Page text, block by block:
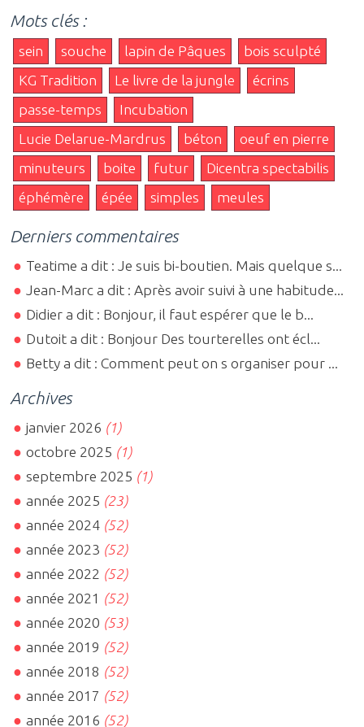
Mots clés :
sein souche lapin de Pâques
bois sculpté
KG Tradition
Le livre de la jungle
écrins
passe-temps
Incubation
Lucie Delarue-Mardrus
béton
oeuf en pierre
minuteurs
boite futur
Dicentra spectabilis
éphémère
épée simples meules
Derniers commentaires
Teatime a dit : Je suis bi-boutien. Mais quelque s...
Jean-Marc a dit : Après avoir suivi à une habitude...
Didier a dit : Bonjour, il faut espérer que le b...
Dutoit a dit : Bonjour Des tourterelles ont écl...
Betty a dit : Comment peut on s organiser pour ...
Archives
janvier 2026 (1)
octobre 2025 (1)
septembre 2025 (1)
année 2025 (23)
année 2024 (52)
année 2023 (52)
année 2022 (52)
année 2021 (52)
année 2020 (53)
année 2019 (52)
année 2018 (52)
année 2017 (52)
année 2016 (52)